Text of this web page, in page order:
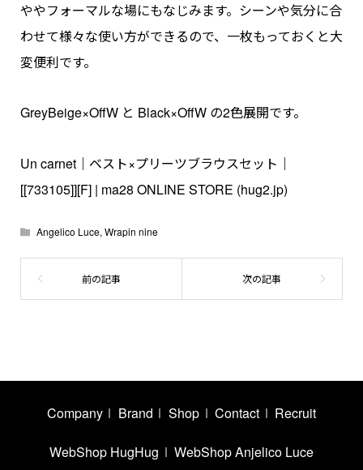
ややフォーマルな場にもなじみます。シーンや気分に合
わせて様々な使い方ができるので、一枚もっておくと大
変便利です。
GreyBeige×OffW と Black×OffW の2色展開です。
Un carnet｜ベスト×プリーツブラウスセット｜
[[733105]][F] | ma28 ONLINE STORE (hug2.jp)
Angelico Luce, Wrapin nine
Company Brand Shop Contact Recruit
WebShop HugHug WebShop Anjelico Luce